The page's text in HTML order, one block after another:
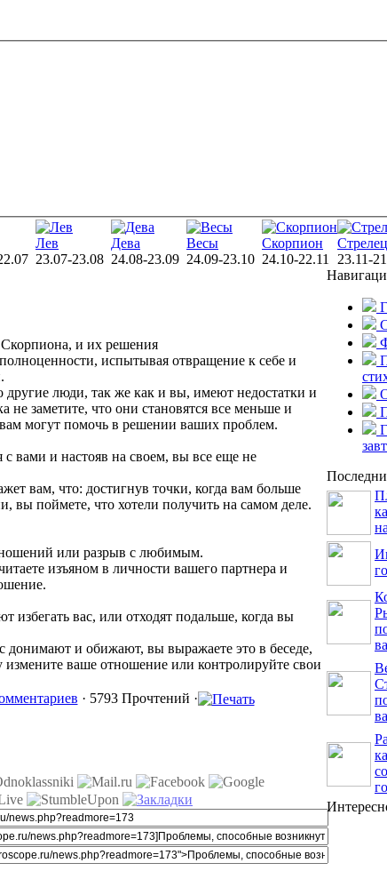
Лев
23.07-23.08
Дева
24.08-23.09
Весы
24.09-23.10
Скорпион
24.10-22.11
Стрелец
23.11-
и их решения
испытывая отвращение к себе и
другие люди, так же как и вы, имеют недостатки и
не заметите, что они становятся все меньше и
могут помочь в решении ваших проблем.
с вами и настояв на своем, вы все еще не
вам, что: достигнув точки, когда вам больше
вы поймете, что хотели получить на самом деле.
или разрыв с любимым.
изъяном в личности вашего партнера и
избегать вас, или отходят подальше, когда вы
донимают и обижают, вы выражаете это в беседе,
измените ваше отношение или контролируйте свои
· 5793 Прочтений ·